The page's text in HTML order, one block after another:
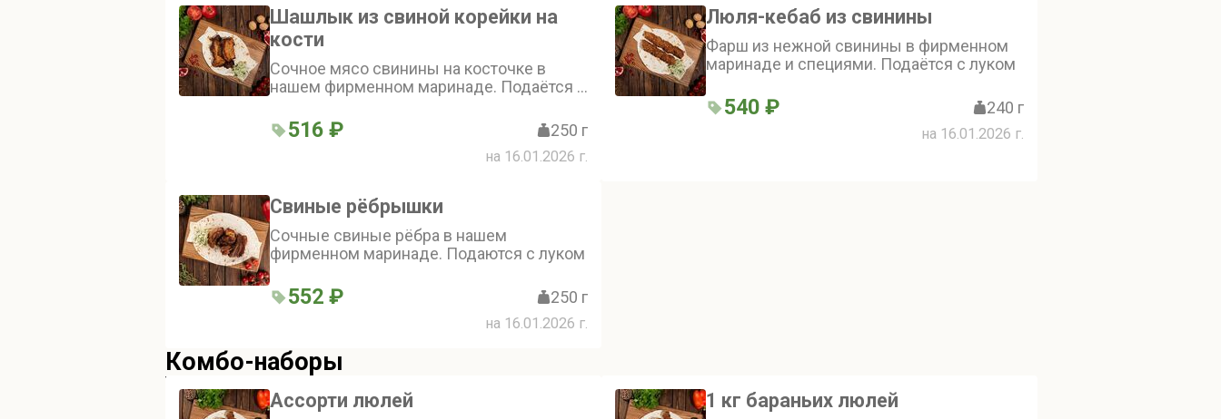
Шашлык из свиной корейки на
кости
Сочное мясо свинины на косточке в
нашем фирменном маринаде. Подаётся с
516 ₽ 250 г
на 16.01.2026 г.
Люля-кебаб из свинины
Фарш из нежной свинины в фирменном
маринаде и специями. Подаётся с луком
540 ₽ 240 г
на 16.01.2026 г.
Свиные рёбрышки
Сочные свиные рёбра в нашем
фирменном маринаде. Подаются с луком
552 ₽ 250 г
на 16.01.2026 г.
Комбо-наборы
Ассорти люлей 1 кг бараньих люлей